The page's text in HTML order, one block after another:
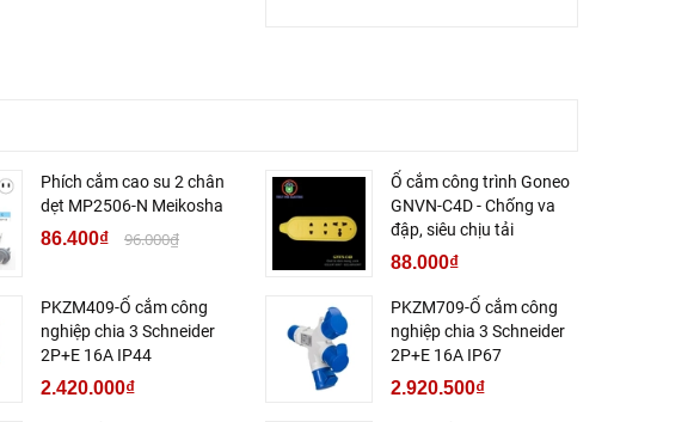
Phích cắm cao su 2 chân
dẹt MP2506-N Meikosha
86.400₫ 96.000₫
Ổ cắm công trình Goneo
GNVN-C4D - Chống va
đập, siêu chịu tải
88.000₫
PKZM409-Ổ cắm công
nghiệp chia 3 Schneider
2P+E 16A IP44
2.420.000₫
PKZM709-Ổ cắm công
nghiệp chia 3 Schneider
2P+E 16A IP67
2.920.500₫